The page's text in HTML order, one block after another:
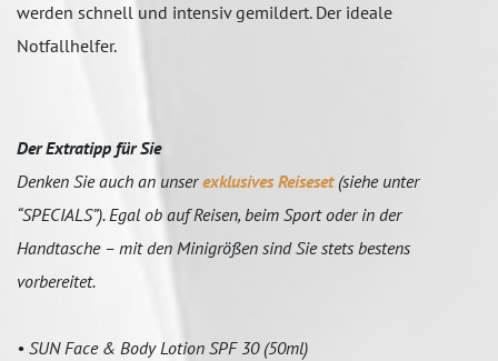
werden schnell und intensiv gemildert. Der ideale
Notfallhelfer.
Der Extratipp für Sie
Denken Sie auch an unserexklusives Reiseset(siehe unter
“SPECIALS”). Egal ob auf Reisen, beim Sport oder in der
Handtasche – mit den Minigrößen sind Sie stets bestens
vorbereitet.
• SUN Face & Body Lotion SPF 30 (50ml)